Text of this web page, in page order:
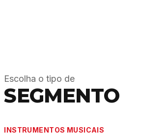
Escolha o tipo de
SEGMENTO
INSTRUMENTOS MUSICAIS